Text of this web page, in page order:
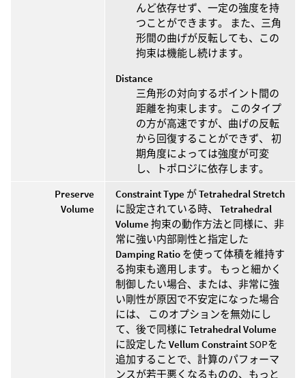
んど依存せず、一定の強度を持
つことができます。 また、三角
形間の曲げが反転しても、この
拘束は機能し続けます。
Distance
三角形の対向するポイント間の
距離を拘束します。 このタイプ
の方が高速ですが、曲げの反転
から回復することができず、 初
期角度によっては強度が可変
し、トポロジに依存します。
Preserve
Volume
Constraint Type がTetrahedral Stretch
に設定されている時、 Tetrahedral
Volume 拘束の動作方法と同様に、非
常に強い内部剛性と指定した
Damping Ratio を使って体積を維持す
る拘束も適用します。 もっと細かく
制御したい場合、または、非常に強
い剛性が原因で不安定になった場合
には、 このオプションを無効にし
て、後で同様に Tetrahedral Volume
に設定した Vellum ConstraintSOPを
追加することで、計算のパフォーマ
ンスが若干悪くなるものの、もっと